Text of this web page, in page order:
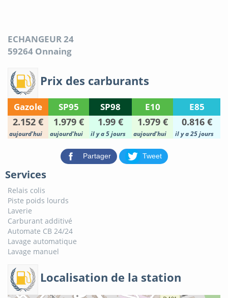
ECHANGEUR 24
59264 Onnaing
Prix des carburants
Gazole SP95 SP98 E10 E85
2.152 € 1.979 € 1.99 € 1.979 € 0.816 €
aujourd'hui aujourd'hui il y a 5 jours aujourd'hui il y a 25 jours
Partager Tweet
Services
Relais colis
Piste poids lourds
Laverie
Carburant additivé
Automate CB 24/24
Lavage automatique
Lavage manuel
Localisation de la station